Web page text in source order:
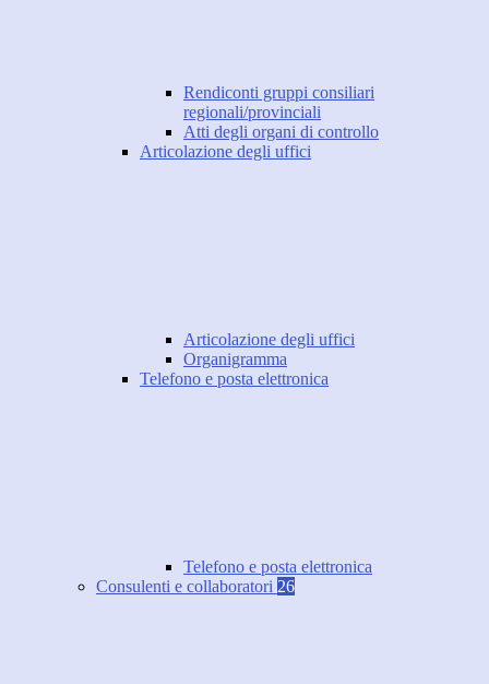
Rendiconti gruppi consiliari
regionali/provinciali
Atti degli organi di controllo
Articolazione degli uffici
Articolazione degli uffici
Organigramma
Telefono e posta elettronica
Telefono e posta elettronica
Consulenti e collaboratori 26